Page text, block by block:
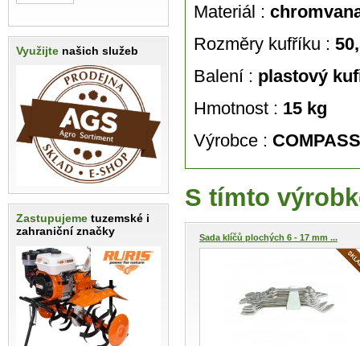
Využijte našich služeb
Zastupujeme tuzemské i
zahraniční značky
Materiál :
Rozměry kufříku :
Balení : plastový
Hmotnost : 15 kg
Výrobce : COMPASS
S tímto
Sada klíčů plochých 6 - 17 mm ...